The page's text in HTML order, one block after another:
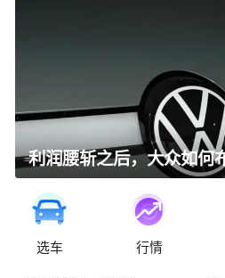
选车 行情